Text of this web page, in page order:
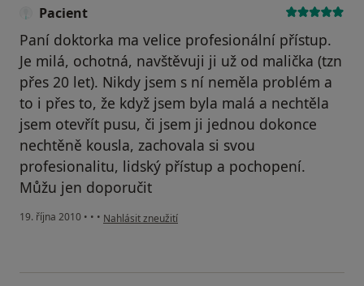
Pacient
Paní doktorka ma velice profesionální přístup.
Je milá, ochotná, navštěvuji ji už od malička (tzn
přes 20 let). Nikdy jsem s ní neměla problém a
to i přes to, že když jsem byla malá a nechtěla
jsem otevřít pusu, či jsem ji jednou dokonce
nechtěně kousla, zachovala si svou
profesionalitu, lidský přístup a pochopení.
Můžu jen doporučit
19. října 2010 • • • podle názoru uživatele Pacient
Nahlásit zneužití